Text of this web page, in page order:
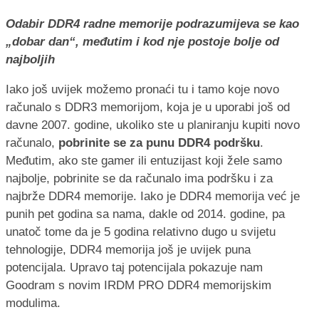
Odabir DDR4 radne memorije podrazumijeva se kao
„dobar dan“, međutim i kod nje postoje bolje od
najboljih
Iako još uvijek možemo pronaći tu i tamo koje novo
računalo s DDR3 memorijom, koja je u uporabi još od
davne 2007. godine, ukoliko ste u planiranju kupiti novo
računalo, pobrinite se za punu DDR4 podršku.
Međutim, ako ste gamer ili entuzijast koji žele samo
najbolje, pobrinite se da računalo ima podršku i za
najbrže DDR4 memorije. Iako je DDR4 memorija već je
punih pet godina sa nama, dakle od 2014. godine, pa
unatoč tome da je 5 godina relativno dugo u svijetu
tehnologije, DDR4 memorija još je uvijek puna
potencijala. Upravo taj potencijala pokazuje nam
Goodram s novim IRDM PRO DDR4 memorijskim
modulima.